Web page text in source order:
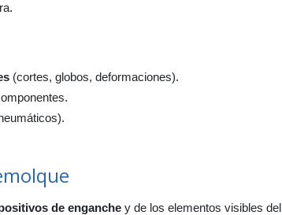
(cortes, globos, deformaciones).
de enganchey de los elementos visibles del